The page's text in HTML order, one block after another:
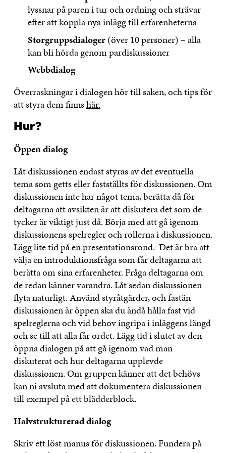
lyssnar på paren i tur och ordning och strävar
efter att koppla nya inlägg till erfarenheterna
Storgruppsdialoger(över 10 personer) – alla
kan bli hörda genom pardiskussioner
Webbdialog
Överraskningar i dialogen hör till saken, och tips för
att styra dem finnshär.
Hur?
Öppen dialog
Låt diskussionen endast styras av det eventuella
tema som getts eller fastställts för diskussionen. Om
diskussionen inte har något tema, berätta då för
deltagarna att avsikten är att diskutera det som de
tycker är viktigt just då. Börja med att gå igenom
diskussionens spelregler och rollerna i diskussionen.
Lägg lite tid på en presentationsrond. Det är bra att
välja en introduktionsfråga som får deltagarna att
berätta om sina erfarenheter. Fråga deltagarna om
de redan känner varandra. Låt sedan diskussionen
flyta naturligt. Använd styråtgärder, och fastän
diskussionen är öppen ska du ändå hålla fast vid
spelreglerna och vid behov ingripa i inläggens längd
och se till att alla får ordet. Lägg tid i slutet av den
öppna dialogen på att gå igenom vad man
diskuterat och hur deltagarna upplevde
diskussionen. Om gruppen känner att det behövs
kan ni avsluta med att dokumentera diskussionen
till exempel på ett blädderblock.
Halvstrukturerad dialog
Skriv ett löst manus för diskussionen. Fundera på